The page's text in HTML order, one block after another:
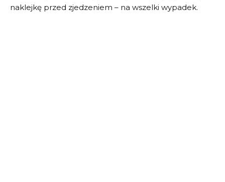
naklejkę przed zjedzeniem – na wszelki wypadek.